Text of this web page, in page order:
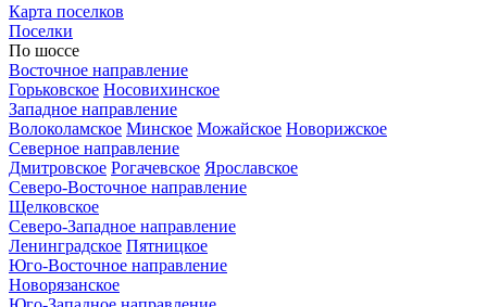
Карта поселков
Поселки
По шоссе
Восточное направление
Горьковское Носовихинское
Западное направление
Волоколамское Минское Можайское Новорижское
Северное направление
Дмитровское Рогачевское Ярославское
Северо-Восточное направление
Щелковское
Северо-Западное направление
Ленинградское Пятницкое
Юго-Восточное направление
Новорязанское